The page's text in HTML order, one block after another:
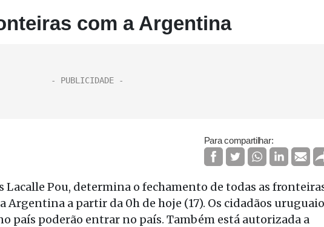
com a Argentina
Para compartilhar:
Lacalle Pou, determina o fechamento de todas as
Argentina a partir da 0h de hoje (17). Os cidadãos
país poderão entrar no país. Também está autorizada a